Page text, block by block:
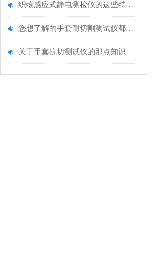
织物感应式静电测检仪的这些特点很少有人都知道
您想了解的手套耐切割测试仪都在这里了
关于手套抗切测试仪的那点知识